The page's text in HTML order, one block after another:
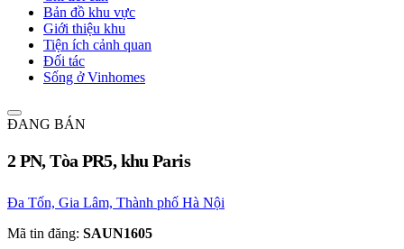
Bản đồ khu vực
Giới thiệu khu
Tiện ích cảnh quan
Đối tác
Sống ở Vinhomes
ĐANG BÁN
2 PN, Tòa PR5, khu Paris
Đa Tốn, Gia Lâm, Thành phố Hà Nội
Mã tin đăng: SAUN1605